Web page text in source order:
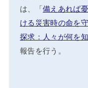
は、「備えあれば
ける災害時の命を
探求：人々が何を
報告を行う。